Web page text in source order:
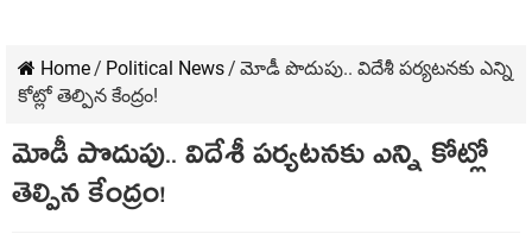
Home/ Political News/ మోడీ పొదుపు.. విదేశీ ప‌ర్య‌ట‌న‌కు ఎన్ని
కోట్లో తెల్పిన కేంద్రం!
మోడీ పొదుపు.. విదేశీ ప‌ర్య‌ట‌న‌కు ఎన్ని కోట్లో
తెల్పిన కేంద్రం!